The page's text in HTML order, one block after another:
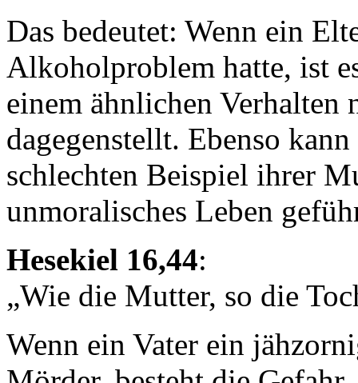
Das bedeutet: Wenn ein
Alkoholproblem hatte, ist
einem ähnlichen
dagegenstellt. Ebenso
schlechten Beispiel ihrer
unmoralisches Leben
Hesekiel 16,44:
„Wie die Mutter, so die
Wenn ein Vater ein